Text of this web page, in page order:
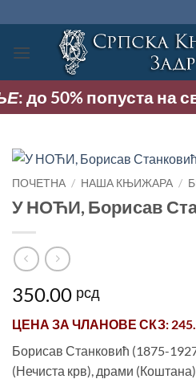
на
садржај
до 50% попуста на
ПОЧЕТНА / НАША КЊИЖАРА /
У НОЋИ, Борисав
350.00 рсд
ЦЕНА ЗА ЧЛАНОВЕ СКЗ:
Борисав Станковић (1875-
(Нечиста крв), драми